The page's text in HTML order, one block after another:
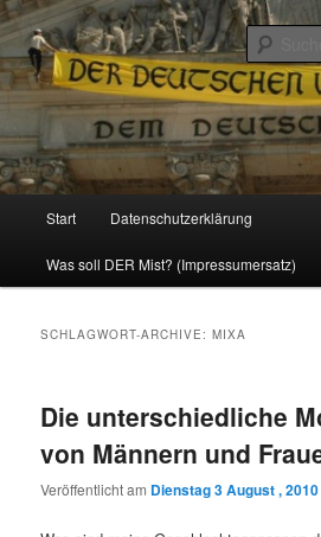
Reizzentrum
Politik, Wirtschaft, Soziales und Gesellschaft
Zum
Inhalt
Zum
sekundären
Start Datenschutzerklärung
Was soll DER Mist? (Impressumersatz)
SCHLAGWORT-ARCHIVE:MIXA
Die unterschiedliche
von Männern und
Veröffentlicht am Dienstag 3 August , 2010